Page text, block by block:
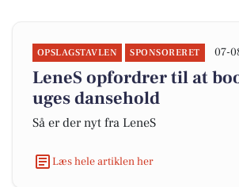
OPSLAGSTAVLEN SPONSORERET 07-
LeneS opfordrer til at
uges dansehold
Så er der nyt fra LeneS
Læs hele artiklen her